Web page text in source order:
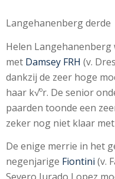
Langehanenberg derde
Helen Langehanenberg
met Damsey FRH (v.
dankzij de zeer hoge
haar k√ºr. De senior
paarden toonde een
zeker nog niet klaar
De enige merrie in het
negenjarige Fiontini (v.